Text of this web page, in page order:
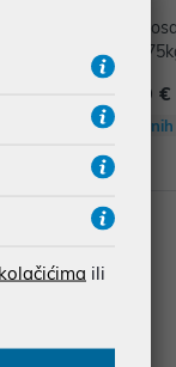
Zidni
0" do
19,99 €
ili